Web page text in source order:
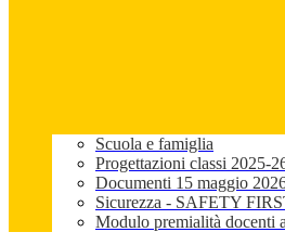
Scuola e famiglia
Progettazioni classi 2025-
Documenti 15 maggio
Sicurezza - SAFETY
Modulo premialità docenti